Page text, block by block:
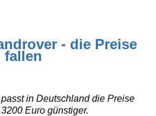
- die Preise
fallen
in Deutschland die Preise
Euro günstiger.